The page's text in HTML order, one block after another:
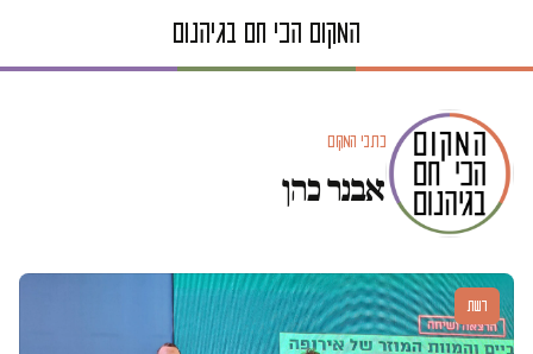
כתבי המקום
אבנר כהן
דעות